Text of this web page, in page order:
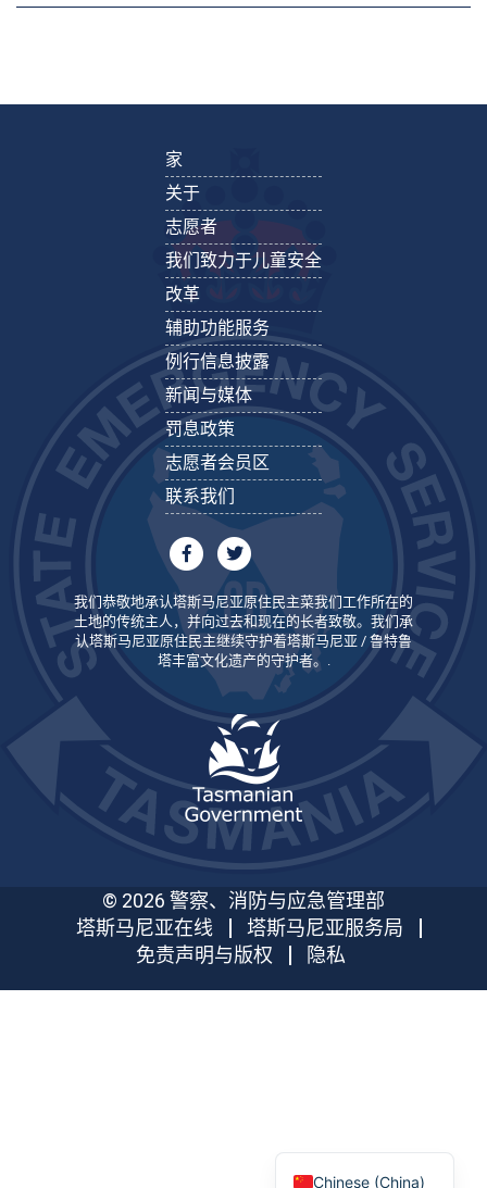
家
关于
志愿者
我们致力于儿童安全
改革
辅助功能服务
例行信息披露
新闻与媒体
罚息政策
志愿者会员区
联系我们
我们恭敬地承认塔斯马尼亚原住民主菜我们工作所在的
土地的传统主人，并向过去和现在的长者致敬。我们承
认塔斯马尼亚原住民主继续守护着塔斯马尼亚 / 鲁特鲁
塔丰富文化遗产的守护者。.
© 2026 警察、消防与应急管理部
塔斯马尼亚在线
塔斯马尼亚服务局
免责声明与版权
隐私
Chinese (China)